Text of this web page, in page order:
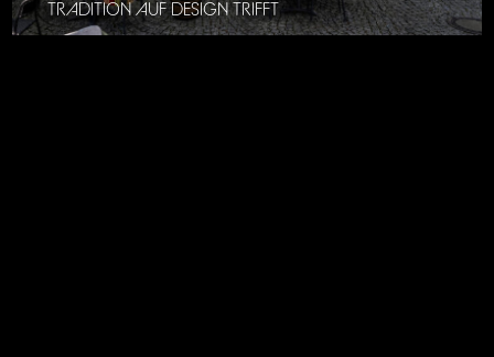
TRADITION AUF DESIGN TRIFFT